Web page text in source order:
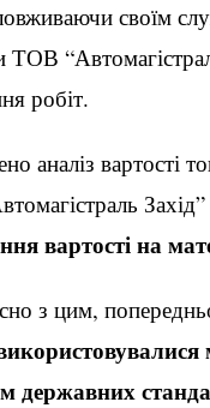
своїм
ТОВ
робіт.
аналіз вартості
вартості на
з цим,
державних